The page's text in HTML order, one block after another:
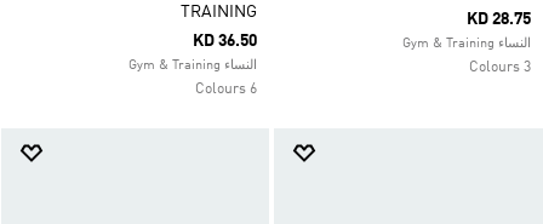
KD 28.75
النساء Gym & Training
3 Colours
TRAINING
KD 36.50
النساء Gym & Training
6 Colours